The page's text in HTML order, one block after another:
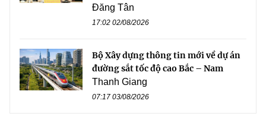
Đăng Tân
17:02 02/08/2026
Bộ Xây dựng thông tin mới về dự án
đường sắt tốc độ cao Bắc – Nam
Thanh Giang
07:17 03/08/2026